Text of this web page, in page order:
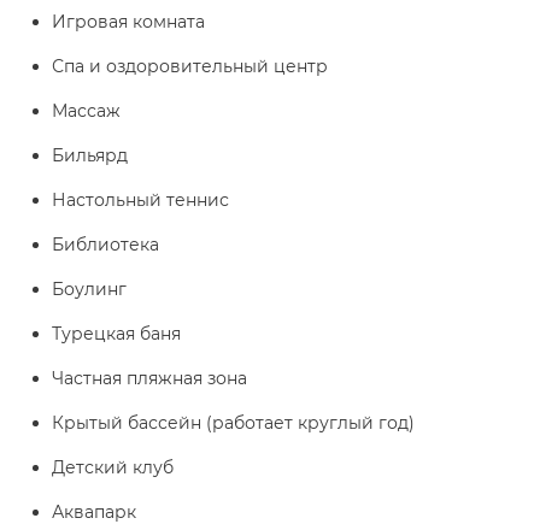
Игровая комната
Спа и оздоровительный центр
Массаж
Бильярд
Настольный теннис
Библиотека
Боулинг
Турецкая баня
Частная пляжная зона
Крытый бассейн (работает круглый год)
Детский клуб
Аквапарк